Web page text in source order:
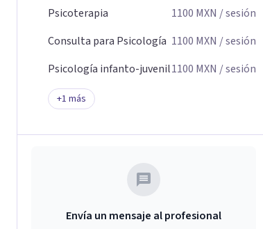
Psicoterapia
1100 MXN / sesión
Consulta para Psicología 1100 MXN / sesión
Psicología infanto-juvenil1100 MXN / sesión
+1 más
Envía un mensaje al profesional